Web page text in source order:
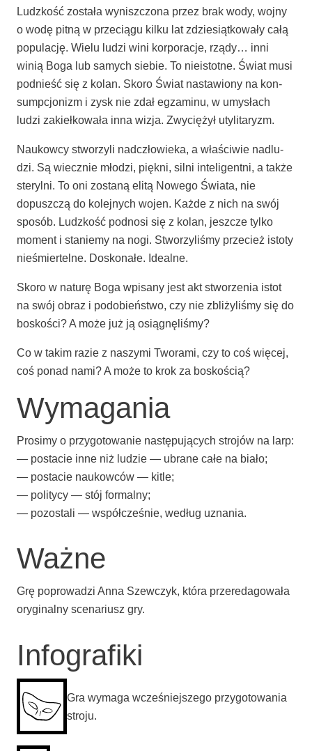
Ludz­kość zosta­ła wynisz­czo­na przez brak wody, woj­ny
o wodę pit­ną w prze­cią­gu kil­ku lat zdzie­siąt­ko­wa­ły całą
popu­la­cję. Wie­lu ludzi wini kor­po­ra­cje, rzą­dy… inni
winią Boga lub samych sie­bie. To nie­istot­ne. Świat musi
pod­nieść się z kolan. Sko­ro Świat nasta­wio­ny na kon­
sump­cjo­nizm i zysk nie zdał egza­mi­nu, w umy­słach
ludzi zakieł­ko­wa­ła inna wizja. Zwy­cię­żył utylitaryzm.
Naukow­cy stwo­rzy­li nad­czło­wie­ka, a wła­ści­wie nad­lu­
dzi. Są wiecz­nie mło­dzi, pięk­ni, sil­ni inte­li­gent­ni, a tak­że
ste­ryl­ni. To oni zosta­ną eli­tą Nowe­go Świa­ta, nie
dopusz­czą do kolej­nych wojen. Każ­de z nich na swój
spo­sób. Ludz­kość pod­no­si się z kolan, jesz­cze tyl­ko
moment i sta­nie­my na nogi. Stwo­rzy­li­śmy prze­cież isto­ty
nie­śmier­tel­ne. Dosko­na­łe. Idealne.
Sko­ro w natu­rę Boga wpi­sa­ny jest akt stwo­rze­nia istot
na swój obraz i podo­bień­stwo, czy nie zbli­ży­li­śmy się do
bosko­ści? A może już ją osiągnęliśmy?
Co w takim razie z naszy­mi Two­ra­mi, czy to coś wię­cej,
coś ponad nami? A może to krok za boskością?
Wymagania
Pro­si­my o przy­go­to­wa­nie nastę­pu­ją­cych stro­jów na larp:
— posta­cie inne niż ludzie — ubra­ne całe na biało;
— posta­cie naukow­ców — kitle;
— poli­ty­cy — stój formalny;
— pozo­sta­li — współ­cze­śnie, według uznania.
Ważne
Grę popro­wa­dzi Anna Szew­czyk, któ­ra prze­re­da­go­wa­ła
ory­gi­nal­ny sce­na­riusz gry.
Infografiki
Gra wyma­ga wcze­śniej­sze­go przy­go­to­wa­nia
stroju.